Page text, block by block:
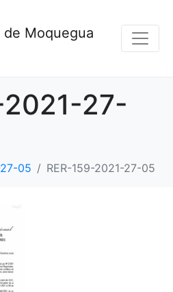
de Moquegua
2021-27-
05 RER-159-2021-27-05